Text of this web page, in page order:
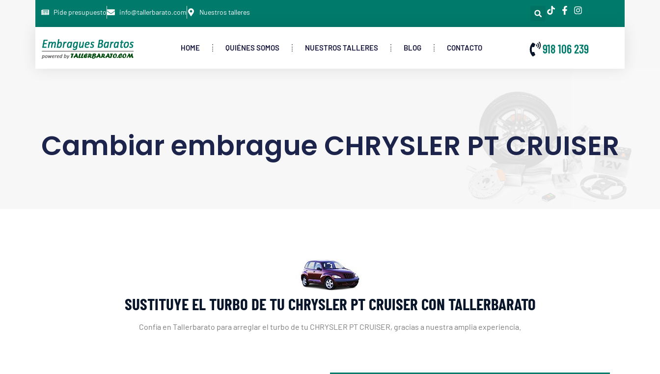
Pide presupuesto info@tallerbarato.com Nuestros talleres
HOME QUIÉNES SOMOS NUESTROS TALLERES BLOG CONTACTO 918 106 239
Cambiar embrague CHRYSLER PT CRUISER
SUSTITUYE EL TURBO DE TU CHRYSLER PT CRUISER CON TALLERBARATO
Confía en Tallerbarato para arreglar el turbo de tu CHRYSLER PT CRUISER, gracias a nuestra amplia experiencia.